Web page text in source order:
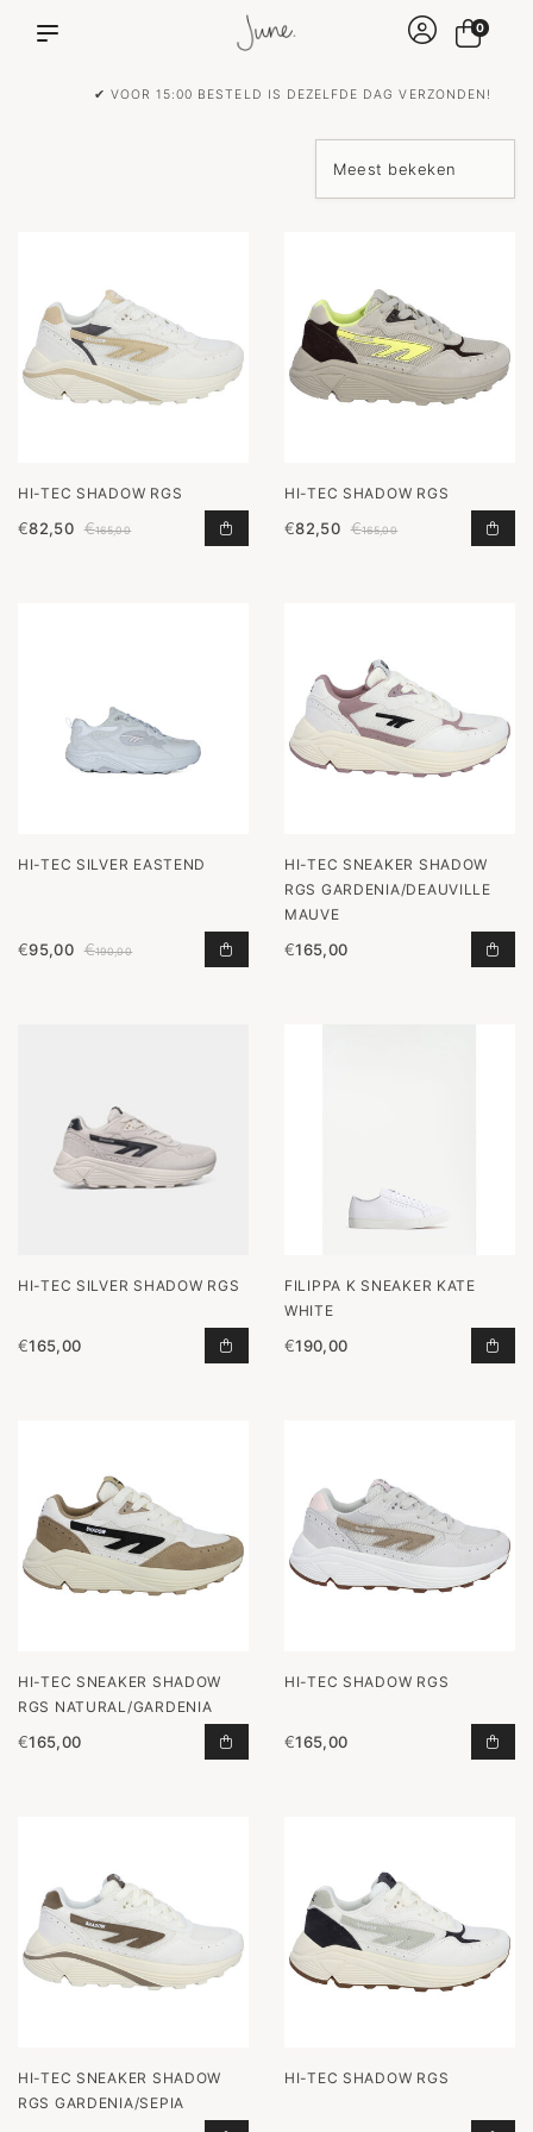
✔ VOOR 15:00 BESTELD IS DEZELFDE DAG VERZONDEN!
0
HI-TEC SHADOW RGS
€82,50 €165,00 SHADOW RGS TOEVOEGEN AAN
HI-TEC SHADOW RGS
€82,50 €165,00
HI-TEC SILVER EASTEND
€95,00 €190,00 SILVER EASTEND TOEVOEGEN AAN
HI-TEC SNEAKER SHADOW
RGS GARDENIA/DEAUVILLE
MAUVE
€165,00
HI-TEC SILVER SHADOW RGS
€165,00 SILVER SHADOW RGS TOEVOEGEN
FILIPPA K SNEAKER KATE
WHITE
€190,00
HI-TEC SNEAKER SHADOW
RGS NATURAL/GARDENIA
€165,00 SNEAKER SHADOW RGS NATURAL/
HI-TEC SHADOW RGS
€165,00
HI-TEC SNEAKER SHADOW
RGS GARDENIA/SEPIA
HI-TEC SHADOW RGS